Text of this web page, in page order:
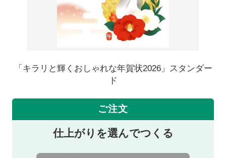
「キラリと輝くおしゃれな年賀状2026」スタンダー
ド
ご注文
仕上がりを選んでつくる